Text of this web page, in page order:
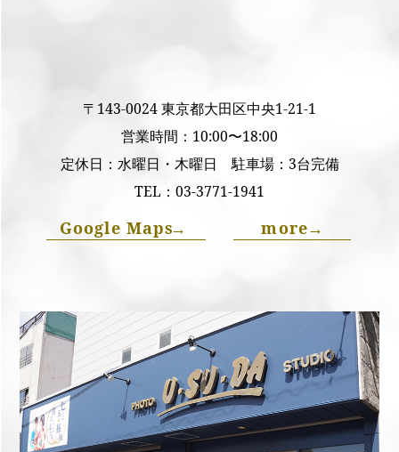
〒143-0024 東京都大田区中央1-21-1
営業時間：10:00〜18:00
定休日：水曜日・木曜日 駐車場：3台完備
TEL： 03-3771-1941
Google Maps→ more→